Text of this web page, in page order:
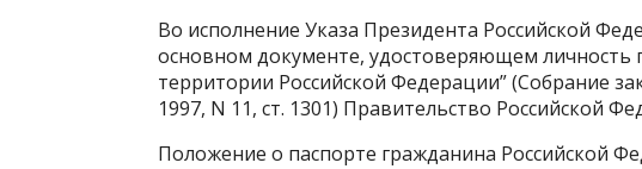
Во исполнение Указа Президента Российской
основном документе, удостоверяющем личность
территории Российской Федерации” (Собрание
1997, N 11, ст. 1301) Правительство Российской
Положение о паспорте гражданина Российской